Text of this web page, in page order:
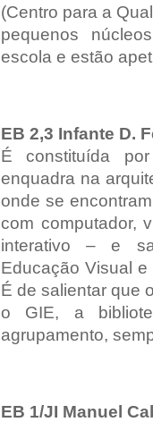
(Centro para a
pequenos
escola e estão
EB 2,3 Infante D.
É constituída
enquadra na
onde se
com computador,
interativo – e
Educação Visual
É de salientar que
o GIE, a
agrupamento,
EB 1/JI Manuel